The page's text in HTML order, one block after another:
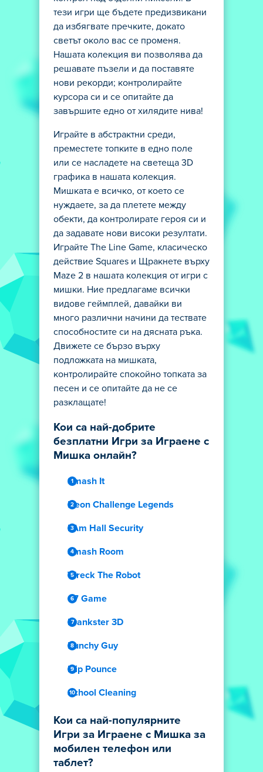
тези игри ще бъдете предизвикани
да избягвате пречките, докато
светът около вас се променя.
Нашата колекция ви позволява да
решавате пъзели и да поставяте
нови рекорди; контролирайте
курсора си и се опитайте да
завършите едно от хилядите нива!
Играйте в абстрактни среди,
преместете топките в едно поле
или се насладете на светеща 3D
графика в нашата колекция.
Мишката е всичко, от което се
нуждаете, за да плетете между
обекти, да контролирате героя си и
да задавате нови високи резултати.
Играйте The Line Game, класическо
действие Squares и Щракнете върху
Maze 2 в нашата колекция от игри с
мишки. Ние предлагаме всички
видове геймплей, давайки ви
много различни начини да тествате
способностите си на дясната ръка.
Движете се бързо върху
подложката на мишката,
контролирайте спокойно топката за
песен и се опитайте да не се
разклащате!
Кои са най-добрите
безплатни Игри за Играене с
Мишка онлайн?
Smash It
Neon Challenge Legends
I Am Hall Security
Smash Room
Wreck The Robot
67 Game
Prankster 3D
Punchy Guy
Flip Pounce
School Cleaning
Кои са най-популярните
Игри за Играене с Мишка за
мобилен телефон или
таблет?